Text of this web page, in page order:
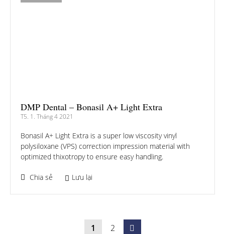
DMP Dental – Bonasil A+ Light Extra
T5. 1. Tháng 4 2021
Bonasil A+ Light Extra is a super low viscosity vinyl
polysiloxane (VPS) correction impression material with
optimized thixotropy to ensure easy handling.
Chia sẻ Lưu lại
1 2